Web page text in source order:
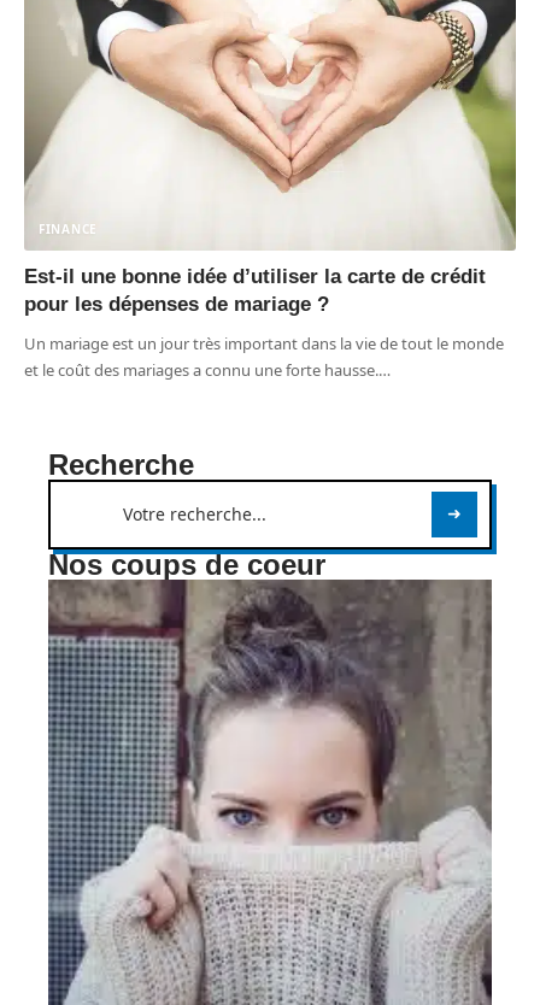
FINANCE
Est-il une bonne idée d’utiliser la carte de crédit
pour les dépenses de mariage ?
Un mariage est un jour très important dans la vie de tout le monde
et le coût des mariages a connu une forte hausse.…
Recherche
Nos coups de coeur